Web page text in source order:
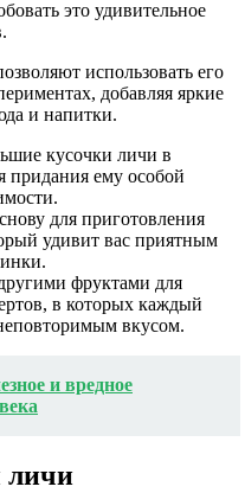
это удивительное
использовать его
добавляя яркие
и напитки.
кусочки личи в
придания ему особой
для приготовления
удивит вас приятным
фруктами для
в которых каждый
вкусом.
и вредное
личи